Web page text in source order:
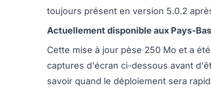
toujours présent en version 5.0.2
Actuellement disponible aux Pays-Bas
Cette mise à jour pèse 250 Mo et a
captures d'écran ci-dessous avant
savoir quand le déploiement sera